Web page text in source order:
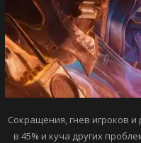
Сокращения, гнев игроков
в 45% и куча других